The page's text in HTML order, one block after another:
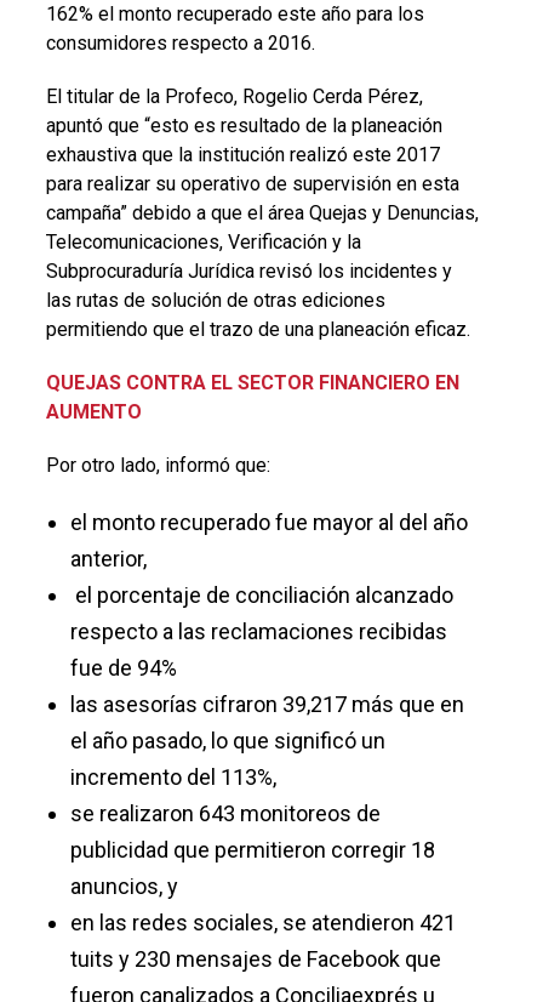
162% el monto recuperado este año para los
consumidores respecto a 2016.
El titular de la Profeco, Rogelio Cerda Pérez,
apuntó que “esto es resultado de la planeación
exhaustiva que la institución realizó este 2017
para realizar su operativo de supervisión en esta
campaña” debido a que el área Quejas y Denuncias,
Telecomunicaciones, Verificación y la
Subprocuraduría Jurídica revisó los incidentes y
las rutas de solución de otras ediciones
permitiendo que el trazo de una planeación eficaz.
QUEJAS CONTRA EL SECTOR FINANCIERO EN
AUMENTO
Por otro lado, informó que:
el monto recuperado fue mayor al del año
anterior,
el porcentaje de conciliación alcanzado
respecto a las reclamaciones recibidas
fue de 94%
las asesorías cifraron 39,217 más que en
el año pasado, lo que significó un
incremento del 113%,
se realizaron 643 monitoreos de
publicidad que permitieron corregir 18
anuncios, y
en las redes sociales, se atendieron 421
tuits y 230 mensajes de Facebook que
fueron canalizados a Conciliaexprés u